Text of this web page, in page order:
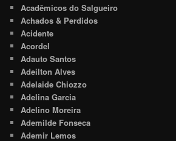
Acadêmicos do Salgueiro
Achados & Perdidos
Acidente
Acordel
Adauto Santos
Adeilton Alves
Adelaide Chiozzo
Adelina Garcia
Adelino Moreira
Ademilde Fonseca
Ademir Lemos